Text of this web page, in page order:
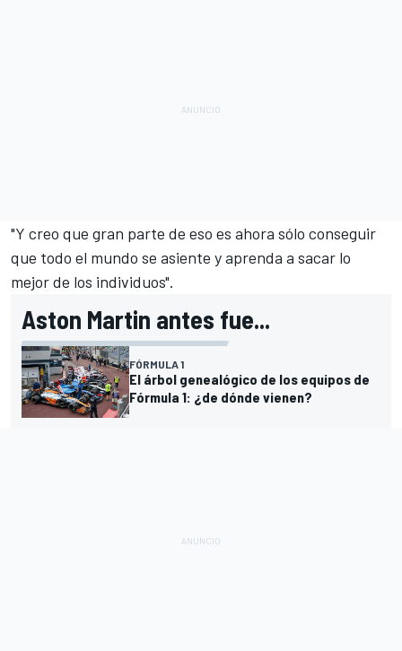
"Y creo que gran parte de eso es ahora sólo conseguir
que todo el mundo se asiente y aprenda a sacar lo
mejor de los individuos".
Aston Martin antes fue...
FÓRMULA 1
El árbol genealógico de los equipos de
Fórmula 1: ¿de dónde vienen?